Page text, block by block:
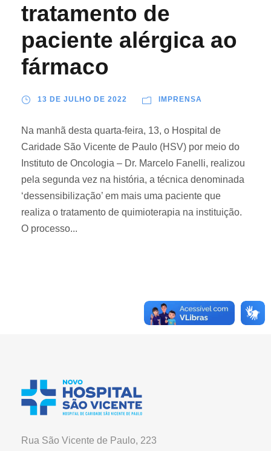
tratamento de
paciente alérgica ao
fármaco
13 DE JULHO DE 2022 IMPRENSA
Na manhã desta quarta-feira, 13, o Hospital de
Caridade São Vicente de Paulo (HSV) por meio do
Instituto de Oncologia – Dr. Marcelo Fanelli, realizou
pela segunda vez na história, a técnica denominada
‘dessensibilização’ em mais uma paciente que
realiza o tratamento de quimioterapia na instituição.
O processo...
Rua São Vicente de Paulo, 223